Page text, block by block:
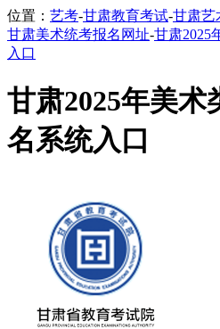
位置： 艺考-甘肃教育考试-甘肃艺
甘肃美术统考报名网址-甘肃2025
入口
甘肃2025年美术
名系统入口